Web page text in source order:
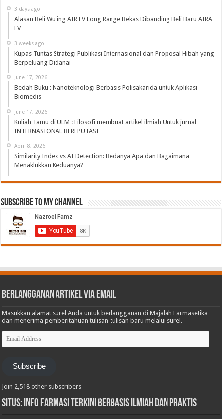
3 days ago
Alasan Beli Wuling AIR EV Long Range Bekas Dibanding Beli Baru AIRA
EV
3 weeks ago
Kupas Tuntas Strategi Publikasi Internasional dan Proposal Hibah yang
Berpeluang Didanai
June 17, 2026
Bedah Buku : Nanoteknologi Berbasis Polisakarida untuk Aplikasi
Biomedis
June 17, 2026
Kuliah Tamu di ULM : Filosofi membuat artikel ilmiah Untuk jurnal
INTERNASIONAL BEREPUTASI
April 8, 2026
Similarity Index vs AI Detection: Bedanya Apa dan Bagaimana
Menaklukkan Keduanya?
Subscribe to My Channel
Berlangganan Artikel via Email
Masukkan alamat surel Anda untuk berlangganan di Majalah Farmasetika
dan menerima pemberitahuan tulisan-tulisan baru melalui surel.
Email
Address
Subscribe
Join 2,518 other subscribers
Situs: Info Farmasi Terkini Berbasis Ilmiah dan Praktis